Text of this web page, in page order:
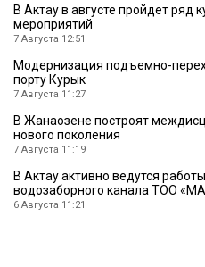
В Актау в августе пройдет ряд
мероприятий
7 Августа 12:51
Модернизация подъемно-
порту Курык
7 Августа 11:27
В Жанаозене построят
нового поколения
7 Августа 11:19
В Актау активно ведутся
водозаборного канала ТОО
6 Августа 11:21